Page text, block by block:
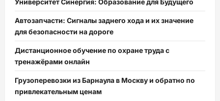
Университет Синергия: Образование для Будущего
Автозапчасти: Сигналы заднего хода и их значение
для безопасности на дороге
Дистанционное обучение по охране труда с
тренажёрами онлайн
Грузоперевозки из Барнаула в Москву и обратно по
привлекательным ценам